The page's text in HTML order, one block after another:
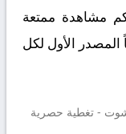
مشاهدة ممتعة
المصدر الأول لكل
شوت - تغطية حصرية